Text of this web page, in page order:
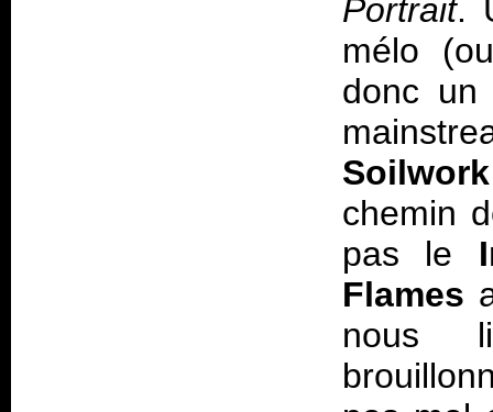
Portrait.
mélo
donc un
Soilwork
chemin
pas le
Flames
nous